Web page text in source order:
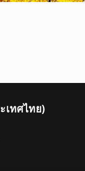
เทศไทย)